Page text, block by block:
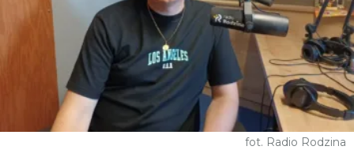
fot. Radio Rodzina